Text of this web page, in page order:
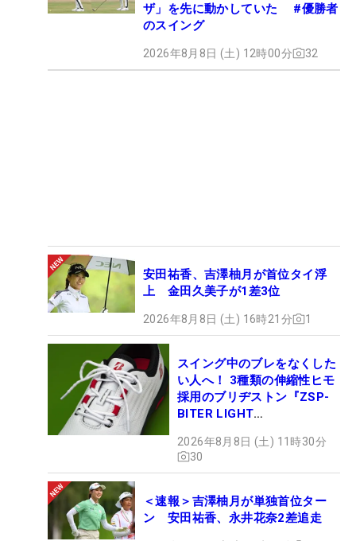
ザ」を先に動かしていた #優勝者
のスイング
2026年8月8日 (土) 12時00分 32
安田祐香、吉澤柚月が首位タイ浮
上 金田久美子が1差3位
2026年8月8日 (土) 16時21分 1
スイング中のブレをなくした
い人へ！ 3種類の伸縮性ヒモ
採用のブリヂストン『ZSP-
BITER LIGHT
ュー
2026年8月8日 (土) 11時30分
30
＜速報＞吉澤柚月が単独首位ター
ン 安田祐香、永井花奈2差追走